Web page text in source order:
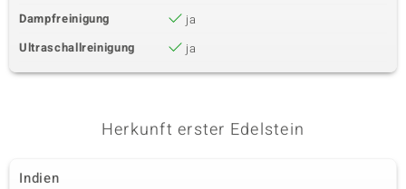
Dampfreinigung
ja
Ultraschallreinigung
ja
Herkunft erster Edelstein
Indien